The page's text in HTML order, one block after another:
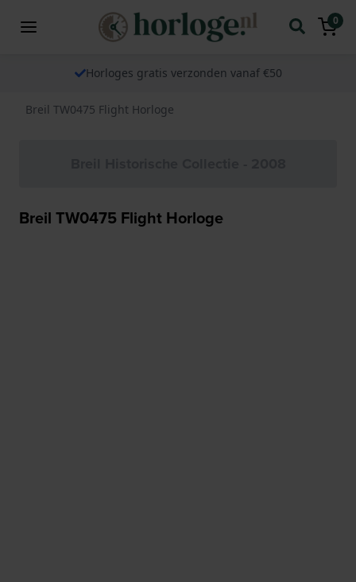
0
Horloges gratis verzonden vanaf €50
Breil TW0475 Flight Horloge
Breil TW0475 Flight Horloge